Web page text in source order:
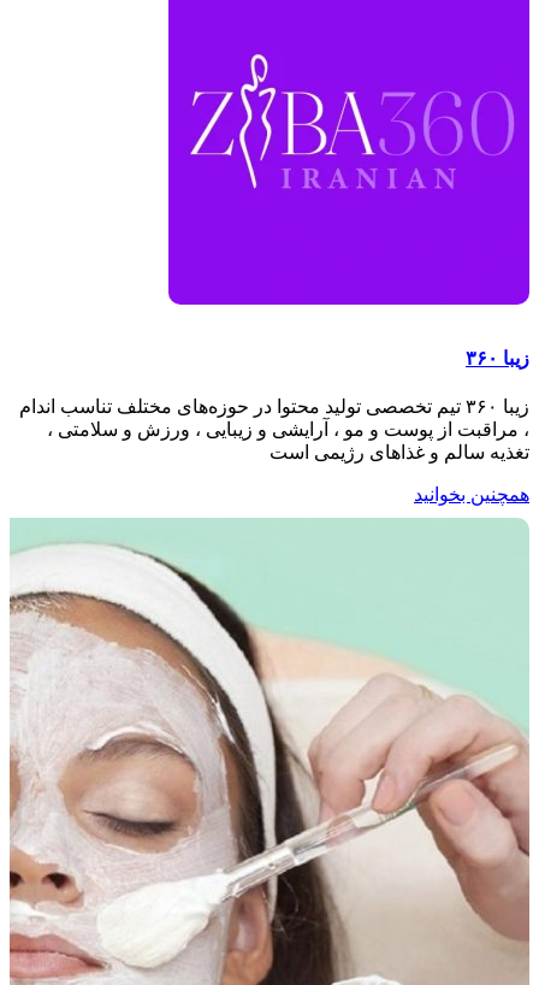
زیبا ۳۶۰
زیبا ۳۶۰ تیم تخصصی تولید محتوا در حوزه‌های مختلف تناسب اندام
، مراقبت از پوست و مو ، آرایشی و زیبایی ، ورزش و سلامتی ،
تغذیه سالم و غذاهای رژیمی است
همچنین بخوانید